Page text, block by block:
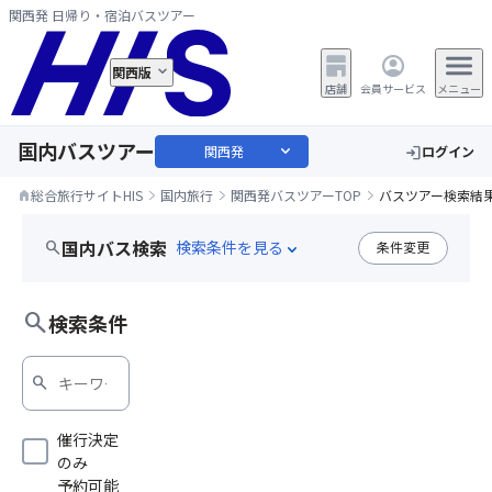
関西発 日帰り・宿泊バスツアー
関西版
店舗 会員サービス メニュー
国内バスツアー 関西発 expand_more loginログイン
home総合旅行サイトHIS 国内旅行 関西発バスツアーTOP バスツアー検索結
search国内バス検索 expand_more 条件変更
search検索条件
search
催行決定
のみ
予約可能